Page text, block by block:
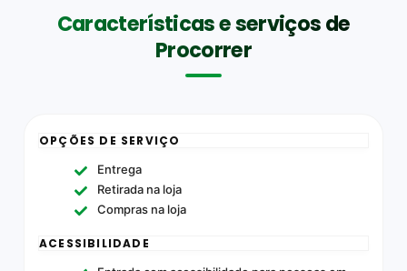
Características e serviços de
Procorrer
OPÇÕES DE SERVIÇO
Entrega
Retirada na loja
Compras na loja
ACESSIBILIDADE